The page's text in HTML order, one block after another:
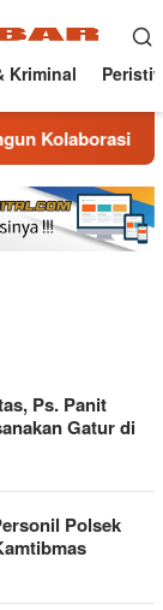
Kriminal
untuk
Ps. Panit
Gatur di
Polsek